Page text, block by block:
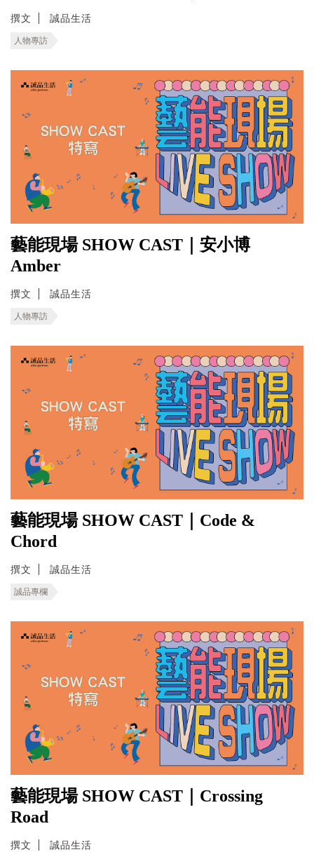
撰文 誠品生活
人物專訪
藝能現場 SHOW CAST｜安小博
Amber
撰文 誠品生活
人物專訪
藝能現場 SHOW CAST｜Code &
Chord
撰文 誠品生活
誠品專欄
藝能現場 SHOW CAST｜Crossing
Road
撰文 誠品生活